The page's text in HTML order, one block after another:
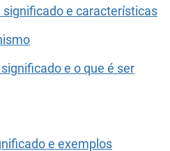
significado e características
e o que é ser
e exemplos